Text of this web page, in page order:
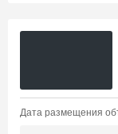
Дата размещения